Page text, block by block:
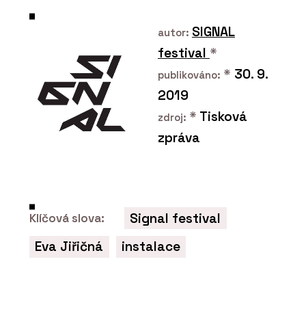
Rekonstrukce - Xella
autor: SIGNAL
festival *
publikováno: * 30. 9.
2019
zdroj: * Tisková
zpráva
Klíčová slova:
Signal festival
Eva Jiřičná
instalace